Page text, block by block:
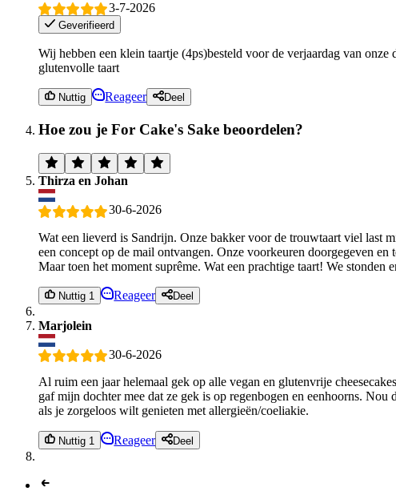
3-7-2026
Geverifieerd
Wij hebben een klein taartje (4ps)besteld voor de verjaardag van
glutenvolle taart
Nuttig Reageer Deel
Hoe zou je For Cake's Sake beoordelen?
Thirza en Johan
30-6-2026
Wat een lieverd is Sandrijn. Onze bakker voor de trouwtaart viel last
een concept op de mail ontvangen. Onze voorkeuren doorgegeven
Maar toen het moment suprême. Wat een prachtige taart! We
Nuttig 1 Reageer Deel
Marjolein
30-6-2026
Al ruim een jaar helemaal gek op alle vegan en glutenvrije
gaf mijn dochter mee dat ze gek is op regenbogen en eenhoorns.
als je zorgeloos wilt genieten met allergieën/coeliakie.
Nuttig 1 Reageer Deel